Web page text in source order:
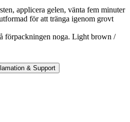
applicera gelen, vänta fem minuter
för att tränga igenom grovt
förpackningen noga. Light brown /
& Support